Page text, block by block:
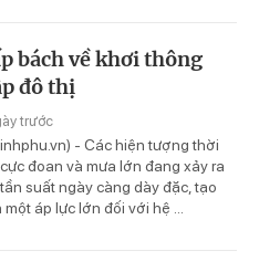
bách về khơi thông
đô thị
trước
- Các hiện tượng thời
đoan và mưa lớn đang xảy ra
suất ngày càng dày đặc, tạo
một áp lực lớn đối với hệ ...